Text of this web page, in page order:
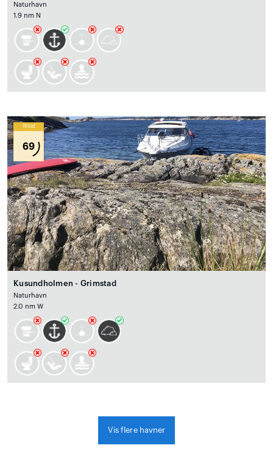
Naturhavn
1.9 nm N
Wind
69
Kusundholmen - Grimstad
Naturhavn
2.0 nm W
Vis flere havner